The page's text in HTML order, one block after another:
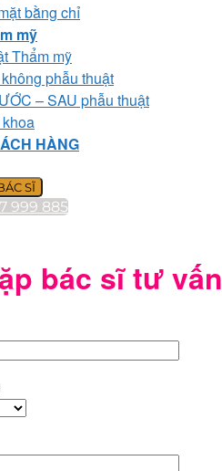
bằng chỉ
mỹ
Thẩm mỹ
phẫu thuật
– SAU phẫu thuật
HÀNG
SĨ
999 885
bác sĩ tư vấn